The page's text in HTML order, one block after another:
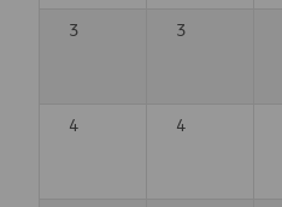
3
3
4
4